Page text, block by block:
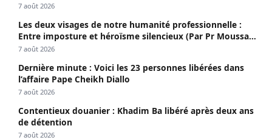
7 août 2026
Les deux visages de notre humanité professionnelle :
Entre imposture et héroïsme silencieux (Par Pr Moussa
Seydi)
7 août 2026
Dernière minute : Voici les 23 personnes libérées dans
l’affaire Pape Cheikh Diallo
7 août 2026
Contentieux douanier : Khadim Ba libéré après deux ans
de détention
7 août 2026